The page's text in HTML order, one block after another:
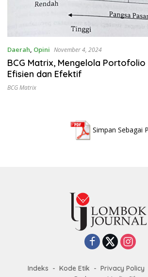
Daerah, Opini November 4, 2024
BCG Matrix, Mengelola Portofolio
Efisien dan Efektif
BCG Matrix
Simpan Sebagai
Indeks Kode Etik Privacy Policy